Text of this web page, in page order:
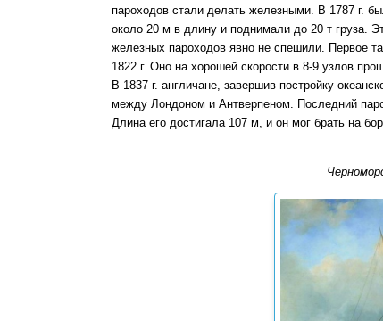
пароходов стали делать железными. В 1787 г.
около 20 м в длину и поднимали до 20 т груза.
железных пароходов явно не спешили. Первое
1822 г. Оно на хорошей скорости в 8-9 узлов
В 1837 г. англичане, завершив постройку
между Лондоном и Антверпеном. Последний
Длина его достигала 107 м, и он мог брать на